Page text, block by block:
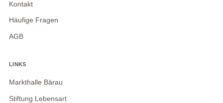
Kontakt
Häufige Fragen
AGB
LINKS
Markthalle Bärau
Stiftung Lebensart